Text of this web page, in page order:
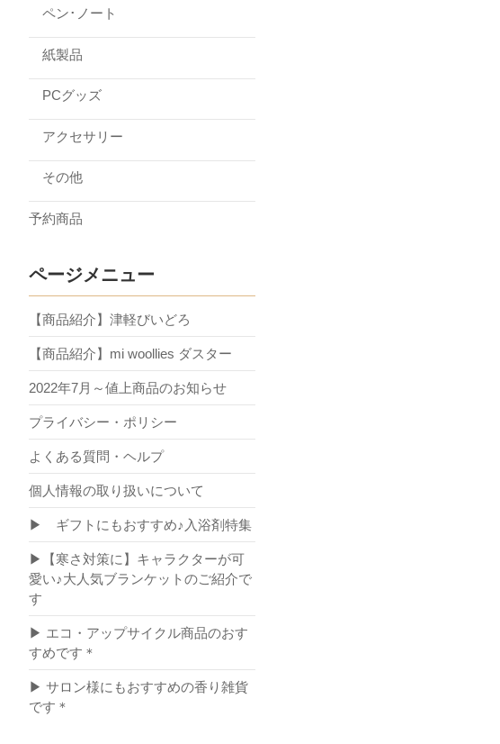
ペン･ノート
紙製品
PCグッズ
アクセサリー
その他
予約商品
ページメニュー
【商品紹介】津軽びいどろ
【商品紹介】mi woollies ダスター
2022年7月～値上商品のお知らせ
プライバシー・ポリシー
よくある質問・ヘルプ
個人情報の取り扱いについて
▶ ギフトにもおすすめ♪入浴剤特集
▶【寒さ対策に】キャラクターが可
愛い♪大人気ブランケットのご紹介で
す
▶ エコ・アップサイクル商品のおす
すめです＊
▶ サロン様にもおすすめの香り雑貨
です＊